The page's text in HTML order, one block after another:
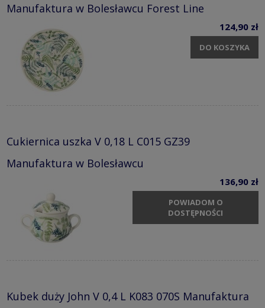
Manufaktura w Bolesławcu Forest Line
124,90 zł
DO KOSZYKA
Cukiernica uszka V 0,18 L C015 GZ39
Manufaktura w Bolesławcu
136,90 zł
POWIADOM O
DOSTĘPNOŚCI
Kubek duży John V 0,4 L K083 070S Manufaktura